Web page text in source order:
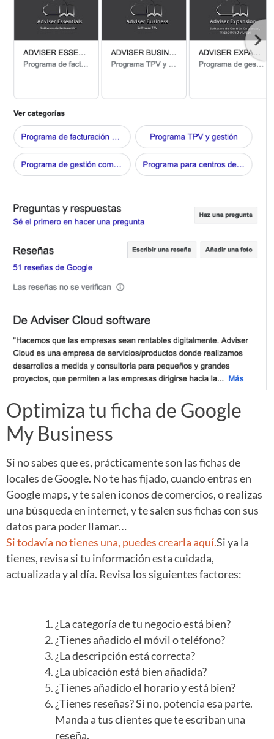
Optimiza tu ficha de Google
My Business
Si no sabes que es, prácticamente son las fichas de
locales de Google. No te has fijado, cuando entras en
Google maps, y te salen iconos de comercios, o realizas
una búsqueda en internet, y te salen sus fichas con sus
datos para poder llamar…
Si todavía no tienes una, puedes crearla aquí.Si ya la
tienes, revisa si tu información esta cuidada,
actualizada y al día. Revisa los siguientes factores:
¿La categoría de tu negocio está bien?
¿Tienes añadido el móvil o teléfono?
¿La descripción está correcta?
¿La ubicación está bien añadida?
¿Tienes añadido el horario y está bien?
¿Tienes reseñas? Si no, potencia esa parte.
Manda a tus clientes que te escriban una
reseña.